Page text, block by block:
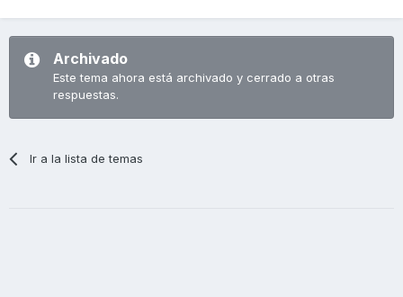
Archivado
Este tema ahora está archivado y cerrado a otras
respuestas.
Ir a la lista de temas